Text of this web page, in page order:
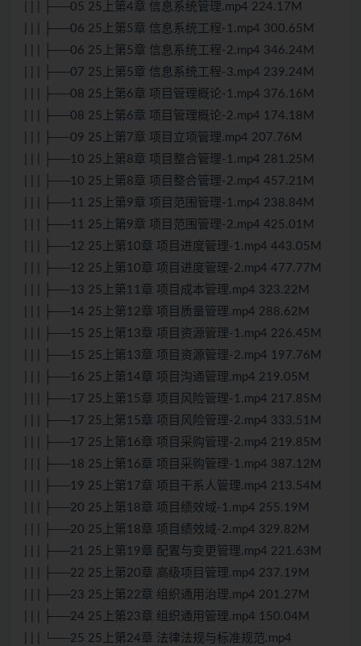
| | | ├──05 25上第4章 信息系统管理.mp4 224.17M
| | | ├──06 25上第5章 信息系统工程-1.mp4 300.65M
| | | ├──06 25上第5章 信息系统工程-2.mp4 346.24M
| | | ├──07 25上第5章 信息系统工程-3.mp4 239.24M
| | | ├──08 25上第6章 项目管理概论-1.mp4 376.16M
| | | ├──08 25上第6章 项目管理概论-2.mp4 174.18M
| | | ├──09 25上第7章 项目立项管理.mp4 207.76M
| | | ├──10 25上第8章 项目整合管理-1.mp4 281.25M
| | | ├──10 25上第8章 项目整合管理-2.mp4 457.21M
| | | ├──11 25上第9章 项目范围管理-1.mp4 238.84M
| | | ├──11 25上第9章 项目范围管理-2.mp4 425.01M
| | | ├──12 25上第10章 项目进度管理-1.mp4 443.05M
| | | ├──12 25上第10章 项目进度管理-2.mp4 477.77M
| | | ├──13 25上第11章 项目成本管理.mp4 323.22M
| | | ├──14 25上第12章 项目质量管理.mp4 288.62M
| | | ├──15 25上第13章 项目资源管理-1.mp4 226.45M
| | | ├──15 25上第13章 项目资源管理-2.mp4 197.76M
| | | ├──16 25上第14章 项目沟通管理.mp4 219.05M
| | | ├──17 25上第15章 项目风险管理-1.mp4 217.85M
| | | ├──17 25上第15章 项目风险管理-2.mp4 333.51M
| | | ├──17 25上第16章 项目采购管理-2.mp4 219.85M
| | | ├──18 25上第16章 项目采购管理-1.mp4 387.12M
| | | ├──19 25上第17章 项目干系人管理.mp4 213.54M
| | | ├──20 25上第18章 项目绩效域-1.mp4 255.19M
| | | ├──20 25上第18章 项目绩效域-2.mp4 329.82M
| | | ├──21 25上第19章 配置与变更管理.mp4 221.63M
| | | ├──22 25上第20章 高级项目管理.mp4 237.19M
| | | ├──23 25上第22章 组织通用治理.mp4 201.27M
| | | ├──24 25上第23章 组织通用管理.mp4 150.04M
| | | └──25 25上第24章 法律法规与标准规范.mp4